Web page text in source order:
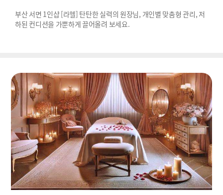
부산 서면 1인샵 [라헬] 탄탄한 실력의 원장님, 개인별 맞춤형 관리, 저
하된 컨디션을 가뿐하게 끌어올려 보세요.